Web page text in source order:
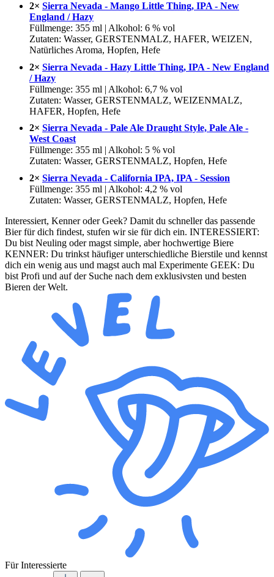
2× Sierra Nevada - Mango Little Thing, IPA - New
England / Hazy
Füllmenge: 355 ml | Alkohol: 6 % vol
Zutaten: Wasser, GERSTENMALZ, HAFER, WEIZEN,
Natürliches Aroma, Hopfen, Hefe
2× Sierra Nevada - Hazy Little Thing, IPA - New England
/ Hazy
Füllmenge: 355 ml | Alkohol: 6,7 % vol
Zutaten: Wasser, GERSTENMALZ, WEIZENMALZ,
HAFER, Hopfen, Hefe
2× Sierra Nevada - Pale Ale Draught Style, Pale Ale -
West Coast
Füllmenge: 355 ml | Alkohol: 5 % vol
Zutaten: Wasser, GERSTENMALZ, Hopfen, Hefe
2× Sierra Nevada - California IPA, IPA - Session
Füllmenge: 355 ml | Alkohol: 4,2 % vol
Zutaten: Wasser, GERSTENMALZ, Hopfen, Hefe
Interessiert, Kenner oder Geek? Damit du schneller das passende
Bier für dich findest, stufen wir sie für dich ein. INTERESSIERT:
Du bist Neuling oder magst simple, aber hochwertige Biere
KENNER: Du trinkst häufiger unterschiedliche Bierstile und kennst
dich ein wenig aus und magst auch mal Experimente GEEK: Du
bist Profi und auf der Suche nach dem exklusivsten und besten
Bieren der Welt.
Für Interessierte